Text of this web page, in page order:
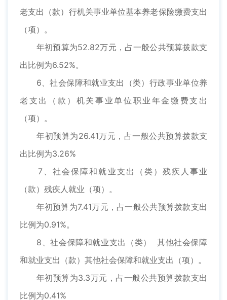
老支出（款）行机关事业单位基本养老保险缴费支出
（项）。
年初预算为52.82万元，占一般公共预算拨款支
出比例为6.52%。
6、社会保障和就业支出（类）行政事业单位养
老支出（款）机关事业单位职业年金缴费支出
（项）。
年初预算为26.41万元，占一般公共预算拨款支
出比例为3.26%
7、社会保障和就业支出（类）残疾人事业
（款）残疾人就业（项）。
年初预算为7.41万元，占一般公共预算拨款支出
比例为0.91%。
8、社会保障和就业支出（类） 其他社会保障
和就业支出（款）其他社会保障和就业支出（项）。
年初预算为3.3万元，占一般公共预算拨款支出
比例为0.41%